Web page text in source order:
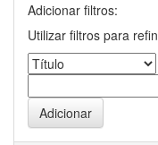
Adicionar filtros:
Utilizar filtros para